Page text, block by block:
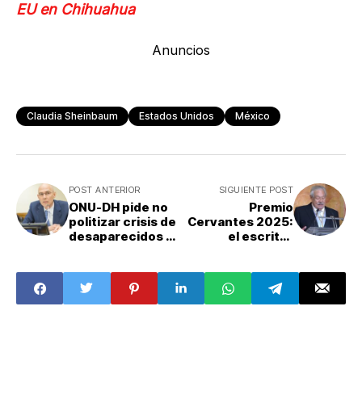
EU en Chihuahua
Anuncios
Claudia Sheinbaum Estados Unidos México
POST ANTERIOR
ONU-DH pide no
politizar crisis de
desaparecidos y
SIGUIENTE POST
Premio
Cervantes 2025:
el escritor
recibe máximo
reconocimiento
de las letras en